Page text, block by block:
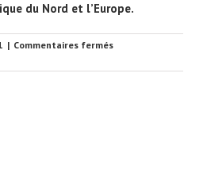
du Nord et l’Europe.
| Commentaires ferméssur
Vasque